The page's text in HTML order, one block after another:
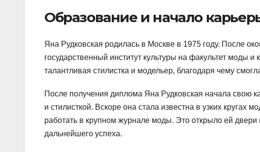
Образование и начало
Яна Рудковская родилась в Москве в 1975 году. После
государственный институт культуры на факультет моды
талантливая стилистка и модельер, благодаря чему
После получения диплома Яна Рудковская начала свою
и стилисткой. Вскоре она стала известна в узких
работать в крупном журнале моды. Это открыло ей двери
дальнейшего успеха.